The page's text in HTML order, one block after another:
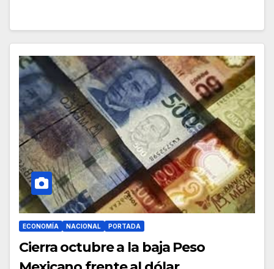
ECONOMÍA NACIONAL PORTADA
Cierra octubre a la baja Peso